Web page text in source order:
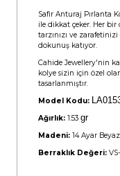
Safir Anturaj Pırlanta
ile dikkat çeker. Her
tarzınızı ve
dokunuş katıyor.
Cahide Jewellery'nin
kolye sizin için özel
tasarlanmıştır.
Model Kodu:
Ağırlık: 1.53 gr
Madeni: 14 Ayar
Berraklık Değeri: